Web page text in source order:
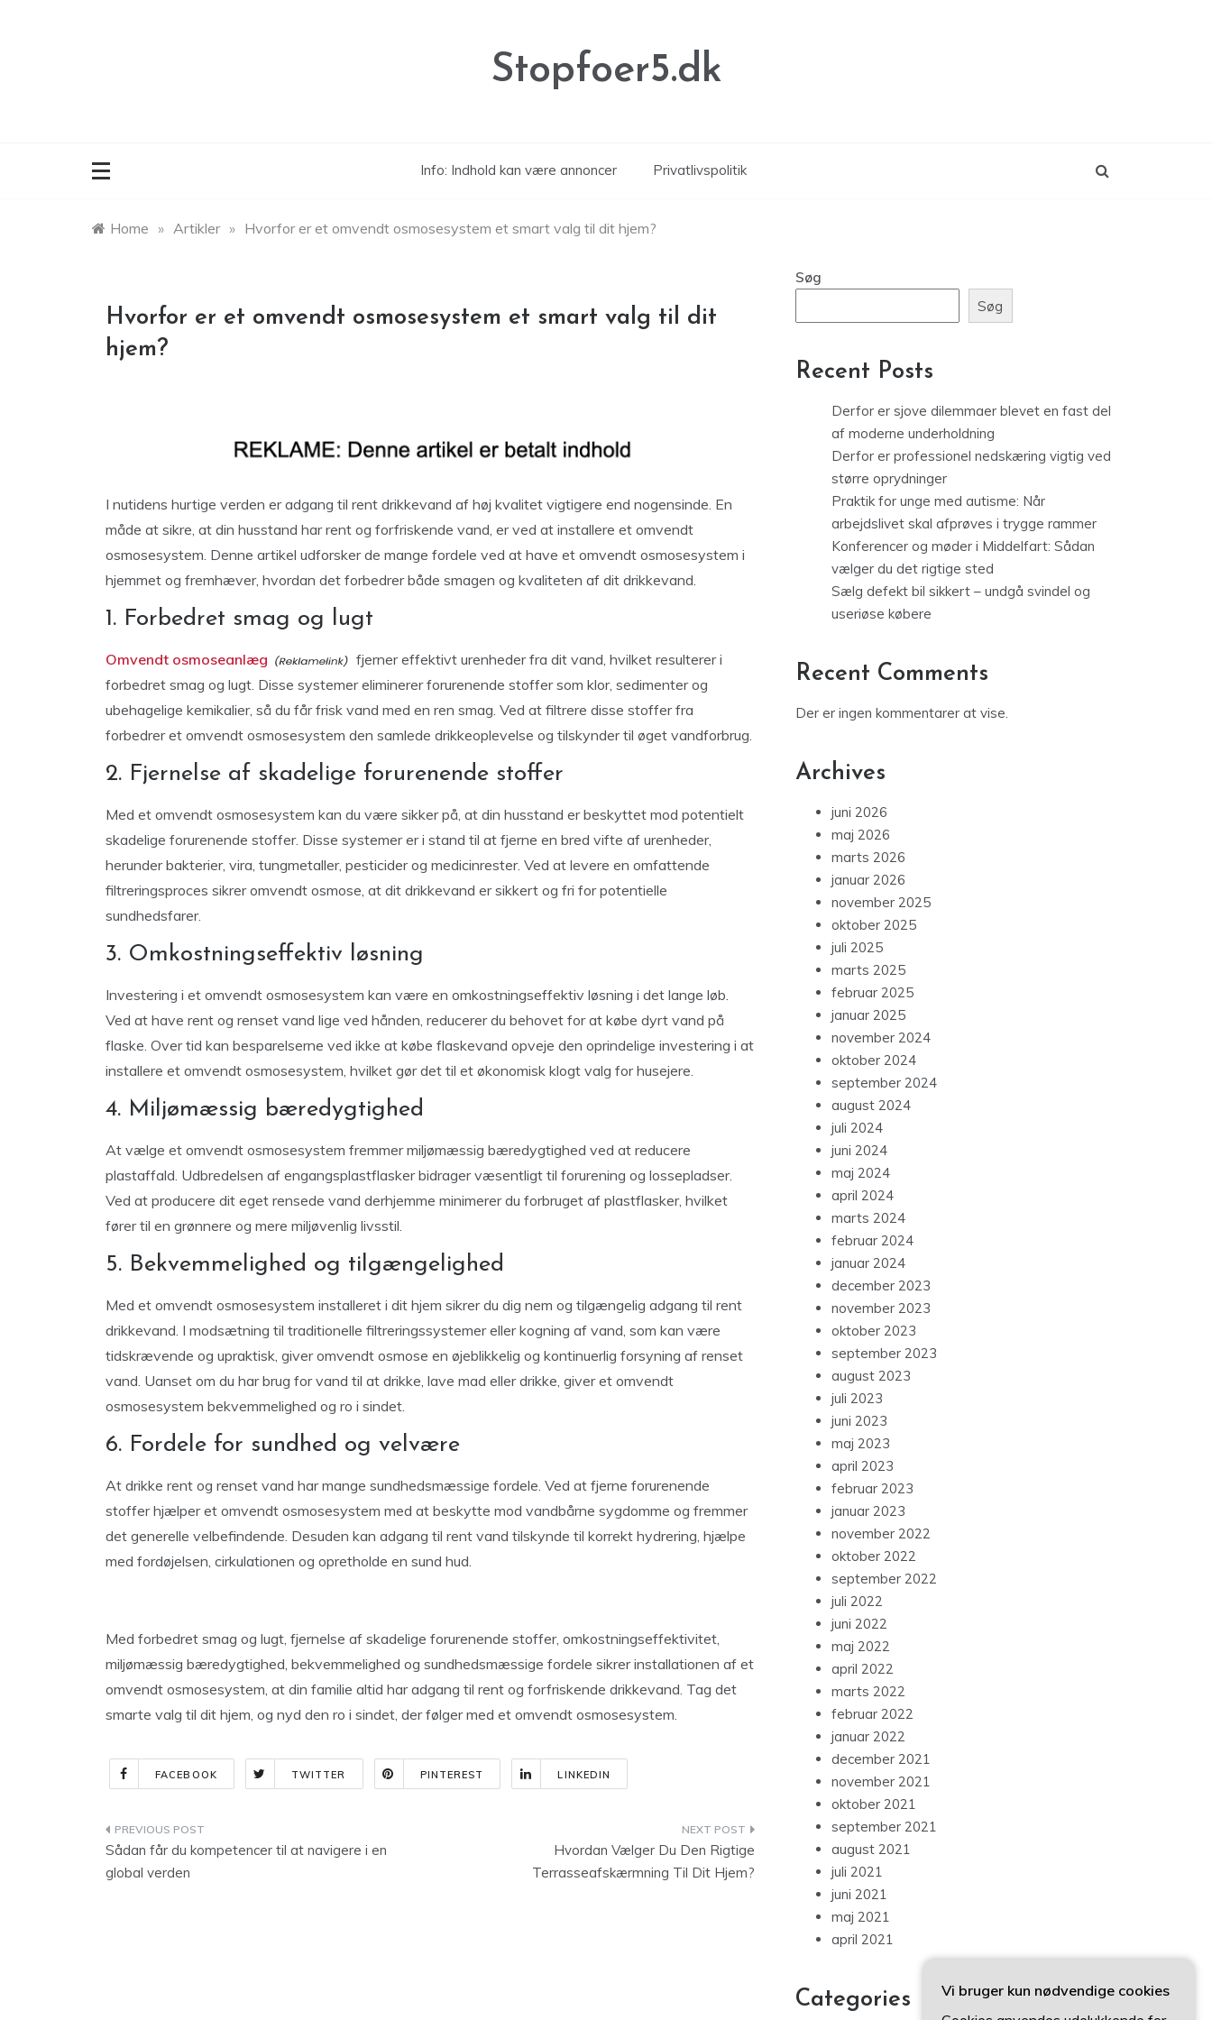
Stopfoer5.dk
Info: Indhold kan være annoncer Privatlivspolitik
Home » Artikler » Hvorfor er et omvendt osmosesystem et smart valg til dit hjem?
Hvorfor er et omvendt osmosesystem et smart valg til dit
hjem?
I nutidens hurtige verden er adgang til rent drikkevand af høj kvalitet vigtigere end nogensinde. En
måde at sikre, at din husstand har rent og forfriskende vand, er ved at installere et omvendt
osmosesystem. Denne artikel udforsker de mange fordele ved at have et omvendt osmosesystem i
hjemmet og fremhæver, hvordan det forbedrer både smagen og kvaliteten af dit drikkevand.
1. Forbedret smag og lugt
Omvendt osmoseanlæg
fjerner effektivt urenheder fra dit vand, hvilket resulterer i
forbedret smag og lugt. Disse systemer eliminerer forurenende stoffer som klor, sedimenter og
ubehagelige kemikalier, så du får frisk vand med en ren smag. Ved at filtrere disse stoffer fra
forbedrer et omvendt osmosesystem den samlede drikkeoplevelse og tilskynder til øget vandforbrug.
2. Fjernelse af skadelige forurenende stoffer
Med et omvendt osmosesystem kan du være sikker på, at din husstand er beskyttet mod potentielt
skadelige forurenende stoffer. Disse systemer er i stand til at fjerne en bred vifte af urenheder,
herunder bakterier, vira, tungmetaller, pesticider og medicinrester. Ved at levere en omfattende
filtreringsproces sikrer omvendt osmose, at dit drikkevand er sikkert og fri for potentielle
sundhedsfarer.
3. Omkostningseffektiv løsning
Investering i et omvendt osmosesystem kan være en omkostningseffektiv løsning i det lange løb.
Ved at have rent og renset vand lige ved hånden, reducerer du behovet for at købe dyrt vand på
flaske. Over tid kan besparelserne ved ikke at købe flaskevand opveje den oprindelige investering i at
installere et omvendt osmosesystem, hvilket gør det til et økonomisk klogt valg for husejere.
4. Miljømæssig bæredygtighed
At vælge et omvendt osmosesystem fremmer miljømæssig bæredygtighed ved at reducere
plastaffald. Udbredelsen af engangsplastflasker bidrager væsentligt til forurening og lossepladser.
Ved at producere dit eget rensede vand derhjemme minimerer du forbruget af plastflasker, hvilket
fører til en grønnere og mere miljøvenlig livsstil.
5. Bekvemmelighed og tilgængelighed
Med et omvendt osmosesystem installeret i dit hjem sikrer du dig nem og tilgængelig adgang til rent
drikkevand. I modsætning til traditionelle filtreringssystemer eller kogning af vand, som kan være
tidskrævende og upraktisk, giver omvendt osmose en øjeblikkelig og kontinuerlig forsyning af renset
vand. Uanset om du har brug for vand til at drikke, lave mad eller drikke, giver et omvendt
osmosesystem bekvemmelighed og ro i sindet.
6. Fordele for sundhed og velvære
At drikke rent og renset vand har mange sundhedsmæssige fordele. Ved at fjerne forurenende
stoffer hjælper et omvendt osmosesystem med at beskytte mod vandbårne sygdomme og fremmer
det generelle velbefindende. Desuden kan adgang til rent vand tilskynde til korrekt hydrering, hjælpe
med fordøjelsen, cirkulationen og opretholde en sund hud.
Med forbedret smag og lugt, fjernelse af skadelige forurenende stoffer, omkostningseffektivitet,
miljømæssig bæredygtighed, bekvemmelighed og sundhedsmæssige fordele sikrer installationen af et
omvendt osmosesystem, at din familie altid har adgang til rent og forfriskende drikkevand. Tag det
smarte valg til dit hjem, og nyd den ro i sindet, der følger med et omvendt osmosesystem.
FACEBOOK TWITTER PINTEREST LINKEDIN
Indlægsnavigation
Sådan får du kompetencer til at navigere i en
global verden
Hvordan Vælger Du Den Rigtige
Terrasseafskærmning Til Dit Hjem?
Søg
Søg
Recent Posts
Derfor er sjove dilemmaer blevet en fast del
af moderne underholdning
Derfor er professionel nedskæring vigtig ved
større oprydninger
Praktik for unge med autisme: Når
arbejdslivet skal afprøves i trygge rammer
Konferencer og møder i Middelfart: Sådan
vælger du det rigtige sted
Sælg defekt bil sikkert – undgå svindel og
useriøse købere
Recent Comments
Der er ingen kommentarer at vise.
Archives
juni 2026
maj 2026
marts 2026
januar 2026
november 2025
oktober 2025
juli 2025
marts 2025
februar 2025
januar 2025
november 2024
oktober 2024
september 2024
august 2024
juli 2024
juni 2024
maj 2024
april 2024
marts 2024
februar 2024
januar 2024
december 2023
november 2023
oktober 2023
september 2023
august 2023
juli 2023
juni 2023
maj 2023
april 2023
februar 2023
januar 2023
november 2022
oktober 2022
september 2022
juli 2022
juni 2022
maj 2022
april 2022
marts 2022
februar 2022
januar 2022
december 2021
november 2021
oktober 2021
september 2021
august 2021
juli 2021
juni 2021
maj 2021
april 2021
Categories
Vi bruger kun nødvendige cookies